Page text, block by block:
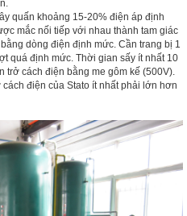
quấn khoảng 15-20% điện áp định
mắc nối tiếp với nhau thành tam giác
dòng điện định mức. Cần trang bị 1
quá định mức. Thời gian sấy ít nhất 10
trở cách điện bằng me gôm kế (500V).
điện của Stato ít nhất phải lớn hơn